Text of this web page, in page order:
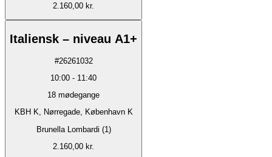
2.160,00 kr.
Italiensk – niveau A1+
#26261032
10:00 - 11:40
18 mødegange
KBH K, Nørregade, København K
Brunella Lombardi (1)
2.160,00 kr.